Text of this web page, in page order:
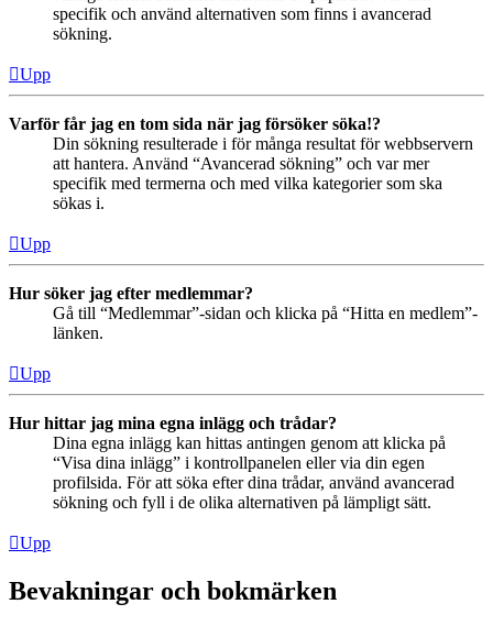
specifik och använd alternativen som finns i avancerad
sökning.
Upp
Varför får jag en tom sida när jag försöker söka!?
Din sökning resulterade i för många resultat för webbservern
att hantera. Använd “Avancerad sökning” och var mer
specifik med termerna och med vilka kategorier som ska
sökas i.
Upp
Hur söker jag efter medlemmar?
Gå till “Medlemmar”-sidan och klicka på “Hitta en medlem”-
länken.
Upp
Hur hittar jag mina egna inlägg och trådar?
Dina egna inlägg kan hittas antingen genom att klicka på
“Visa dina inlägg” i kontrollpanelen eller via din egen
profilsida. För att söka efter dina trådar, använd avancerad
sökning och fyll i de olika alternativen på lämpligt sätt.
Upp
Bevakningar och bokmärken